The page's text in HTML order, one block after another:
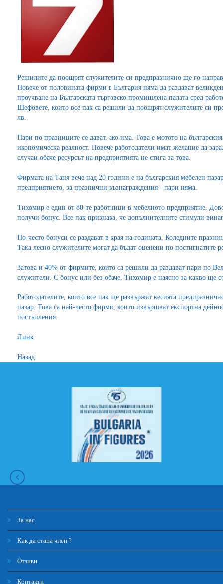
Решилите да поощрят служителите си предпразнично ще го
Повече от половината фирми в България няма да раздават
проучване на Българската търговско промишлена палата сред
Шефовете, които все пак са решили да поощрят служителите си
лв.
Пари по празниците се дават, ако има. Това е мотото на
икономическа реалност. Повече работодатели имат желание да
случаи обаче ресурсът на предприятията не стига за това.
Фирмата на Таня вече над 20 години е на българския мебелен
предприятието, за празнични възнаграждения - пари няма.
Тихомир е един от 80-те работници в мебелното предприятие.
получи бонус. Все пак признава, че допълнителните стимули
По-често бонуси се раздават в края на годината. Коледните
Така лесно служителите могат да бъдат оценени по постигнатите
Затова и 40% от фирмите, които са решили да раздават пари по
служители. С бонус или без обаче, Тихомир е наясно за какво ще
Работодателите, които все пак ще развържат кесията
пазар. Това са най-често фирми, които извършват експортна
постъпления.
Линк
Назад
За нас
Как да стана член ?
Отзиви
Контакти